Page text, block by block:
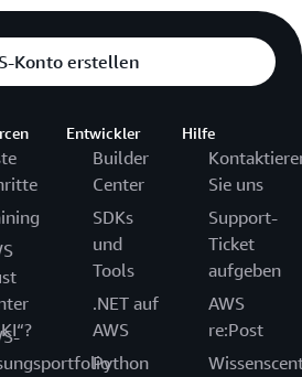
Konto erstellen
Entwickler
Builder
Center
SDKs
und
Tools
.NET auf
AWS
Python
Hilfe
Sie uns
Support-
Ticket
aufgeben
AWS
re:Post